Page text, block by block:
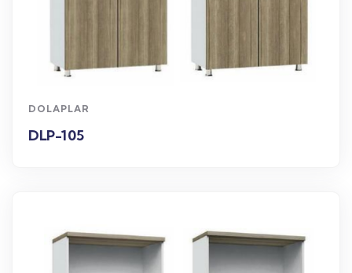
WhatsApp Sipariş
DOLAPLAR
DLP-105